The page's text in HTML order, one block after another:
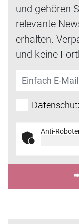
und gehören
relevante
erhalten.
und keine
Anti-